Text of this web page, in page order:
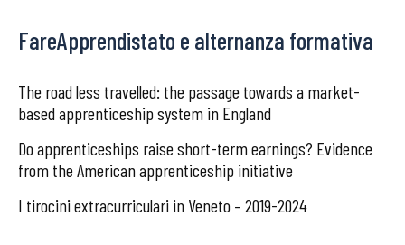
FareApprendistato e alternanza formativa
The road less travelled: the passage towards a market-
based apprenticeship system in England
Do apprenticeships raise short-term earnings? Evidence
from the American apprenticeship initiative
I tirocini extracurriculari in Veneto – 2019-2024